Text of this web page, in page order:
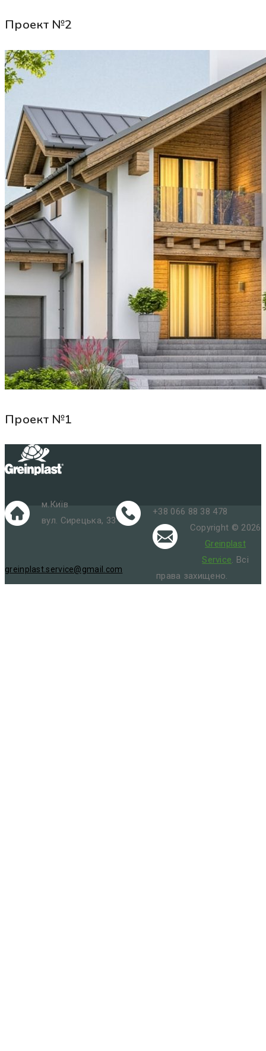
Проект №2
Проект №1
м.Київ
вул. Сирецька, 33
+38 066 88 38 478
greinplast.service@gmail.com
Copyright © 2026
Greinplast
Service. Всі
права захищено.